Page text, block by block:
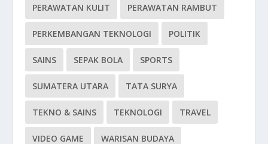
PERAWATAN KULIT PERAWATAN RAMBUT
PERKEMBANGAN TEKNOLOGI POLITIK
SAINS SEPAK BOLA SPORTS
SUMATERA UTARA TATA SURYA
TEKNO & SAINS TEKNOLOGI TRAVEL
VIDEO GAME WARISAN BUDAYA